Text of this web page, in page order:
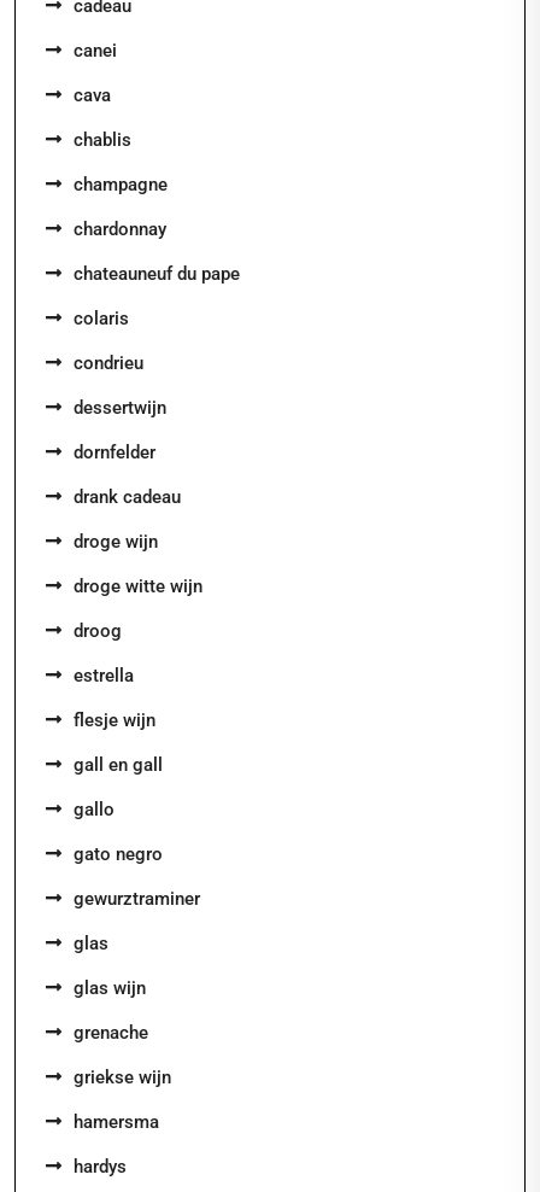
cadeau
canei
cava
chablis
champagne
chardonnay
chateauneuf du pape
colaris
condrieu
dessertwijn
dornfelder
drank cadeau
droge wijn
droge witte wijn
droog
estrella
flesje wijn
gall en gall
gallo
gato negro
gewurztraminer
glas
glas wijn
grenache
griekse wijn
hamersma
hardys